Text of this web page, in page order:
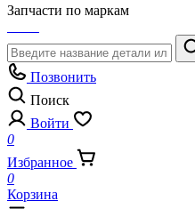
Запчасти по маркам
Позвонить
Поиск
Войти
0
Избранное
0
Корзина